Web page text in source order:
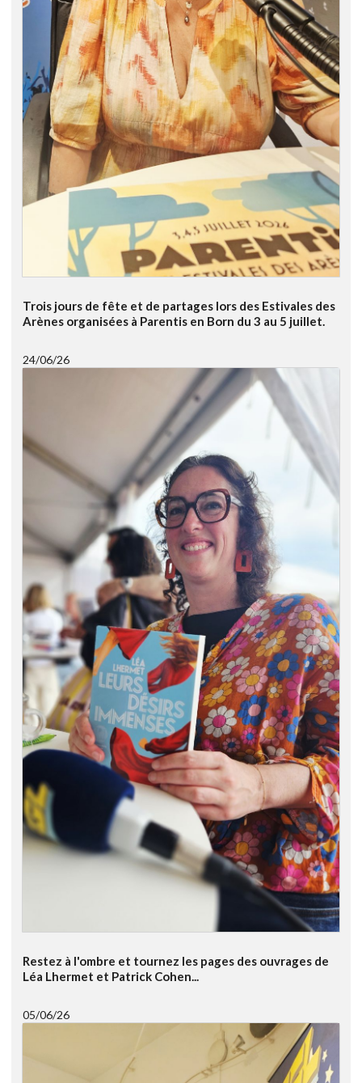
Trois jours de fête et de partages lors des Estivales des
Arènes organisées à Parentis en Born du 3 au 5 juillet.
24/06/26
Restez à l'ombre et tournez les pages des ouvrages de
Léa Lhermet et Patrick Cohen...
05/06/26